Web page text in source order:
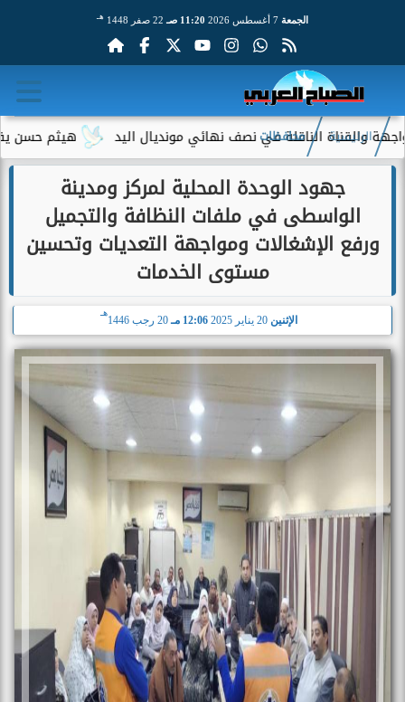
الجمعة 11:20 صـ 22 صفر 1448 هـ
هيثم حسن يقترب من الناقلة في نصف نهائي مونديال اليد
الرئيسية محافظات
جهود الوحدة المحلية لمركز ومدينة
الواسطى في ملفات النظافة والتجميل
ورفع الإشغالات ومواجهة التعديات وتحسين
مستوى الخدمات
الإثنين 12:06 مـ 20 رجب 1446
هـ